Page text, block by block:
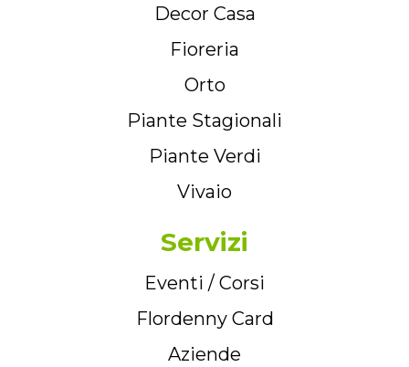
Decor Casa
Fioreria
Orto
Piante Stagionali
Piante Verdi
Vivaio
Servizi
Eventi / Corsi
Flordenny Card
Aziende